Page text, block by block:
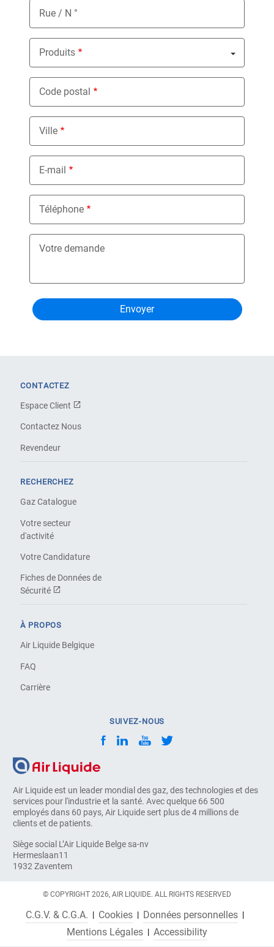
Rue / N °
Produits
Nothing selected
Code postal
Ville
E-mail
Téléphone
Votre demande
Air Liquide est un leader mondial des gaz, des technologies et des
services pour l'industrie et la santé. Avec quelque 66 500
employés dans 60 pays, Air Liquide sert plus de 4 millions de
clients et de patients.
Siège social L’Air Liquide Belge sa-nv
Hermeslaan11
1932 Zaventem
CONTACTEZ
Espace Client
Contactez Nous
Revendeur
RECHERCHEZ
Gaz Catalogue
Votre secteur
d'activité
Votre Candidature
Fiches de Données de
Sécurité
À PROPOS
Air Liquide Belgique
FAQ
Carrière
SUIVEZ-NOUS
© COPYRIGHT 2026, AIR LIQUIDE. ALL RIGHTS RESERVED
C.G.V. & C.G.A. Cookies
Données personnelles
Mentions Légales
Accessibility